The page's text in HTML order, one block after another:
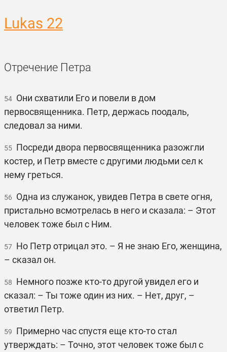
Lukas 22
Отречение Петра
54 Они схватили Его и повели в дом
первосвященника. Петр, держась поодаль,
следовал за ними.
55 Посреди двора первосвященника разожгли
костер, и Петр вместе с другими людьми сел к
нему греться.
56 Одна из служанок, увидев Петра в свете огня,
пристально всмотрелась в него и сказала: – Этот
человек тоже был с Ним.
57 Но Петр отрицал это. – Я не знаю Его, женщина,
– сказал он.
58 Немного позже кто-то другой увидел его и
сказал: – Ты тоже один из них. – Нет, друг, –
ответил Петр.
59 Примерно час спустя еще кто-то стал
утверждать: – Точно, этот человек тоже был с